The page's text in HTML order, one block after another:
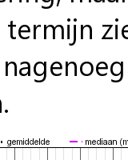
termijn